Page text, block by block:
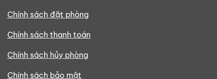
Chính sách đặt phòng
Chính sách thanh toán
Chính sách hủy phòng
Chính sách bảo mật